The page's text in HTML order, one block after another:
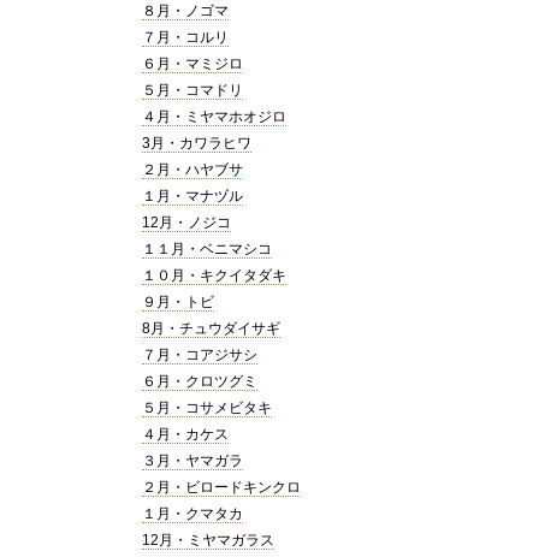
８月・ノゴマ
７月・コルリ
６月・マミジロ
５月・コマドリ
４月・ミヤマホオジロ
3月・カワラヒワ
２月・ハヤブサ
１月・マナヅル
12月・ノジコ
１１月・ベニマシコ
１０月・キクイタダキ
９月・トビ
8月・チュウダイサギ
７月・コアジサシ
６月・クロツグミ
５月・コサメビタキ
４月・カケス
３月・ヤマガラ
２月・ビロードキンクロ
１月・クマタカ
12月・ミヤマガラス